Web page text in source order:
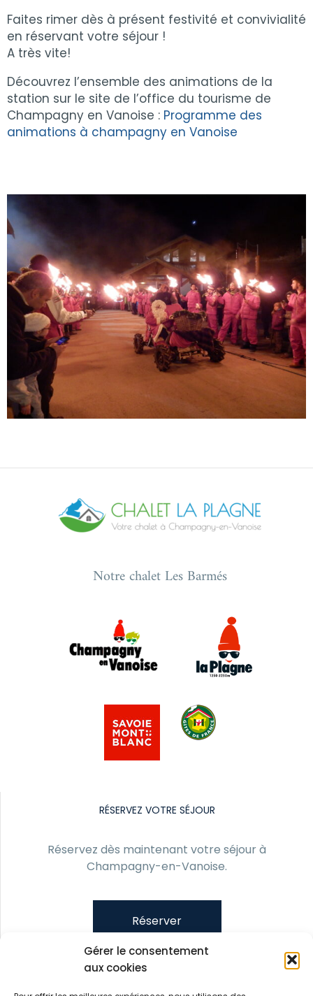
Gérer le consentement
aux cookies
Faites rimer dès à présent festivité et convivialité
en réservant votre séjour !
A très vite!
Découvrez l’ensemble des animations de la
station sur le site de l’office du tourisme de
Champagny en Vanoise : Programme des
animations à champagny en Vanoise
Notre chalet Les Barmés
RÉSERVEZ VOTRE SÉJOUR
Réservez dès maintenant votre séjour à
Champagny-en-Vanoise.
Réserver